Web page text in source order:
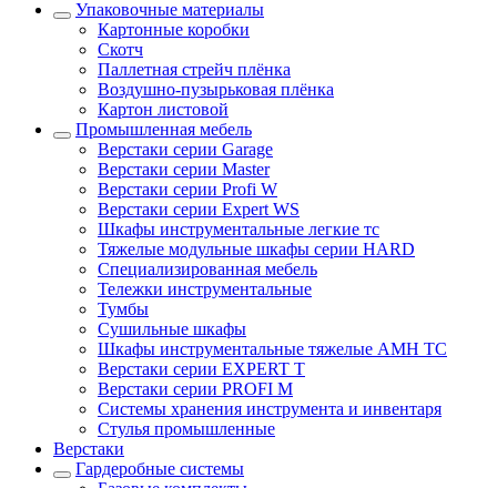
Упаковочные материалы
Картонные коробки
Скотч
Паллетная стрейч плёнка
Воздушно-пузырьковая плёнка
Картон листовой
Промышленная мебель
Верстаки серии Garage
Верстаки серии Master
Верстаки серии Profi W
Верстаки серии Expert WS
Шкафы инструментальные легкие тс
Тяжелые модульные шкафы серии HARD
Cпециализированная мебель
Тележки инструментальные
Тумбы
Cушильные шкафы
Шкафы инструментальные тяжелые AMH TC
Верстаки серии EXPERT T
Верстаки серии PROFI M
Системы хранения инструмента и инвентаря
Стулья промышленные
Верстаки
Гардеробные системы